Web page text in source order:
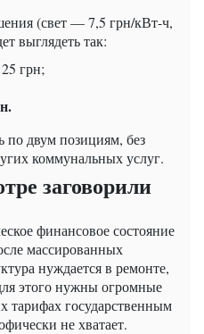
(свет — 7,5 грн/кВт-ч,
выглядеть так:
грн;
по двум позициям, без
коммунальных услуг.
заговорили
финансовое состояние
массированных
нуждается в ремонте,
этого нужны огромные
государственным
не хватает.